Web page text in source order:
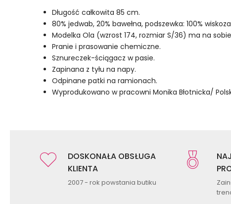
Długość całkowita 85 cm.
80% jedwab, 20% bawełna, podszewka: 100%
Modelka Ola (wzrost 174, rozmiar S/36) ma na
Pranie i prasowanie chemiczne.
Sznureczek-ściągacz w pasie.
Zapinana z tyłu na napy.
Odpinane patki na ramionach.
Wyprodukowano w pracowni Monika Błotnicka/
DOSKONAŁA OBSŁUGA
KLIENTA
2007 - rok powstania butiku